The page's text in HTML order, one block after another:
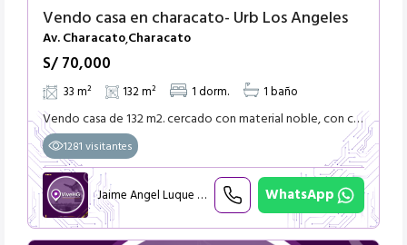
Vendo casa en characato- Urb Los Angeles
Av. Characato,Characato
S/ 70,000
33 m² 132 m² 1 dorm. 1 baño
Vendo casa de 132 m2. cercado con material noble, con construccion de 33 m2 . tiene 1 habitacion y 1 baño, ubicado en esquina, a una(1) cuadra de Av. principal . la casa esta ubicada a 3 minutos del i
1281 visitantes
Jaime Angel Luque Retamozo WhatsApp